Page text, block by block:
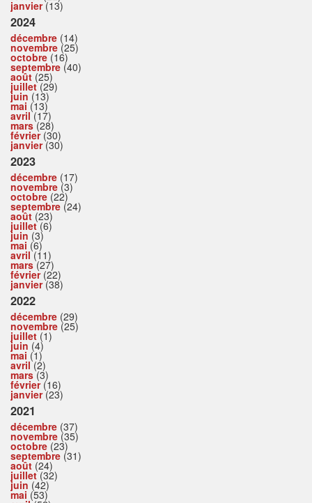
janvier(13)
2024
décembre (14)
novembre (25)
octobre (16)
septembre (40)
août (25)
juillet(29)
juin (13)
mai (13)
avril(17)
mars(28)
février(30)
janvier(30)
2023
décembre (17)
novembre (3)
octobre (22)
septembre (24)
août (23)
juillet(6)
juin (3)
mai (6)
avril(11)
mars(27)
février(22)
janvier(38)
2022
décembre (29)
novembre (25)
juillet (1)
juin (4)
mai (1)
avril(2)
mars(3)
février(16)
janvier(23)
2021
décembre (37)
novembre (35)
octobre (23)
septembre (31)
août (24)
juillet(32)
juin (42)
mai (53)